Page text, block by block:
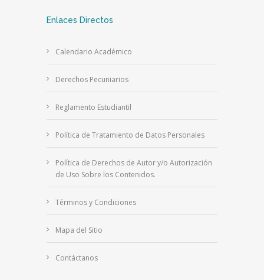
Enlaces Directos
Calendario Académico
Derechos Pecuniarios
Reglamento Estudiantil
Política de Tratamiento de Datos Personales
Política de Derechos de Autor y/o Autorización
de Uso Sobre los Contenidos.
Términos y Condiciones
Mapa del Sitio
Contáctanos